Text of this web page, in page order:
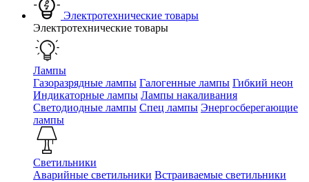
Электротехнические товары
Электротехнические товары
Лампы
Газоразрядные лампы Галогенные лампы Гибкий неон
Индикаторные лампы Лампы накаливания
Светодиодные лампы Спец лампы Энергосберегающие
лампы
Светильники
Аварийные светильники Встраиваемые светильники